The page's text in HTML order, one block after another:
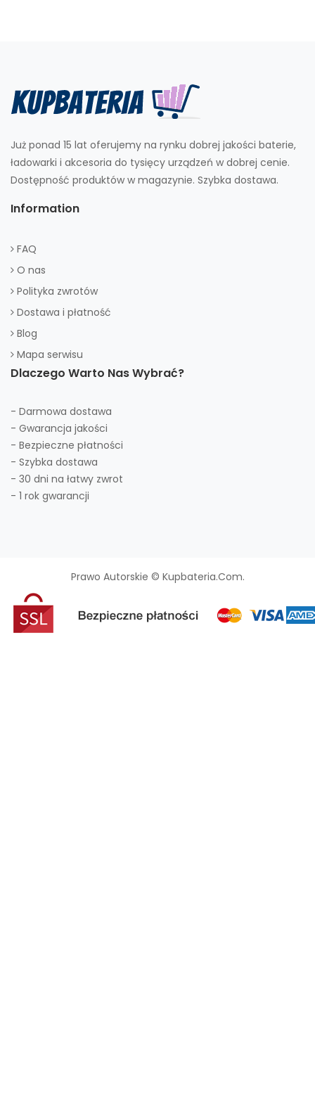
Już ponad 15 lat oferujemy na rynku dobrej jakości baterie,
ładowarki i akcesoria do tysięcy urządzeń w dobrej cenie.
Dostępność produktów w magazynie. Szybka dostawa.
Information
FAQ
O nas
Polityka zwrotów
Dostawa i płatność
Blog
Mapa serwisu
Dlaczego Warto Nas Wybrać?
- Darmowa dostawa
- Gwarancja jakości
- Bezpieczne płatności
- Szybka dostawa
- 30 dni na łatwy zwrot
- 1 rok gwarancji
Prawo Autorskie © Kupbateria.com.